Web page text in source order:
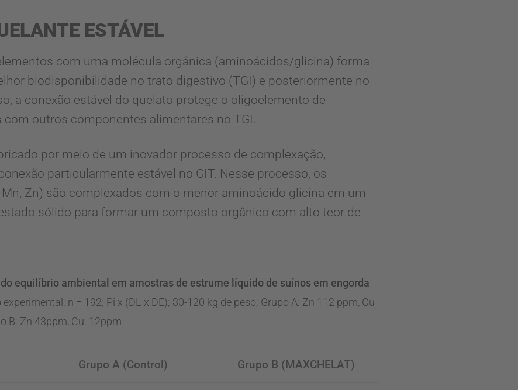
ESTÁVEL
com uma molécula orgânica (aminoácidos/glicina) forma
biodisponibilidade no trato digestivo (TGI) e posteriormente no
a conexão estável do quelato protege o oligoelemento de
outros componentes alimentares no TGI.
por meio de um inovador processo de complexação,
particularmente estável no GIT. Nesse processo, os
Zn) são complexados com o menor aminoácido glicina em um
sólido para formar um composto orgânico com alto teor de
equilíbrio ambiental em amostras de estrume líquido de suínos em engorda
n = 192; Pi x (DL x DE); 30-120 kg de peso; Grupo A: Zn 112 ppm, Cu
B: Zn 43ppm, Cu: 12ppm
Grupo A (Control) Grupo B (MAXCHELAT)